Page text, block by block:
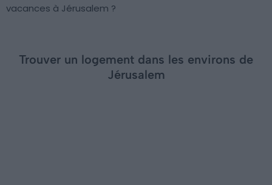
vacances à Jérusalem ?
Trouver un logement dans les environs de
Jérusalem